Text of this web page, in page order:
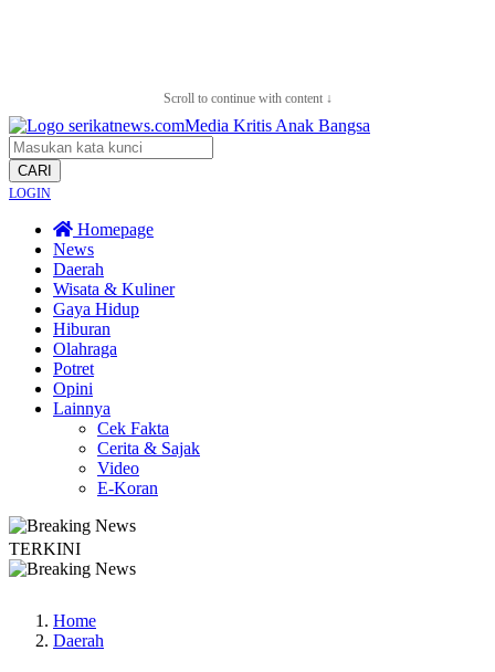
Scroll to continue with content ↓
CARI
LOGIN
Homepage
News
Daerah
Wisata & Kuliner
Gaya Hidup
Hiburan
Olahraga
Potret
Opini
Lainnya
Cek Fakta
Cerita & Sajak
Video
E-Koran
TERKINI
Home
Daerah